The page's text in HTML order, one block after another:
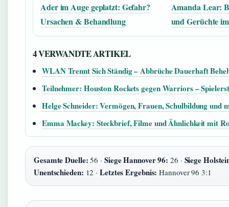
Ader im Auge geplatzt: Gefahr?
Ursachen & Behandlung
Amanda Lear:
und Gerüchte
4 VERWANDTE ARTIKEL
WLAN Trennt Sich Ständig – Abbrüche Dauerhaft
Teilnehmer: Houston Rockets gegen Warriors –
Helge Schneider: Vermögen, Frauen, Schulbildung und
Emma Mackey: Steckbrief, Filme und Ähnlichkeit mit
Gesamte Duelle: 56 · Siege Hannover 96: 26 · Siege
Unentschieden: 12 ·Letztes Ergebnis: Hannover 96 3:1